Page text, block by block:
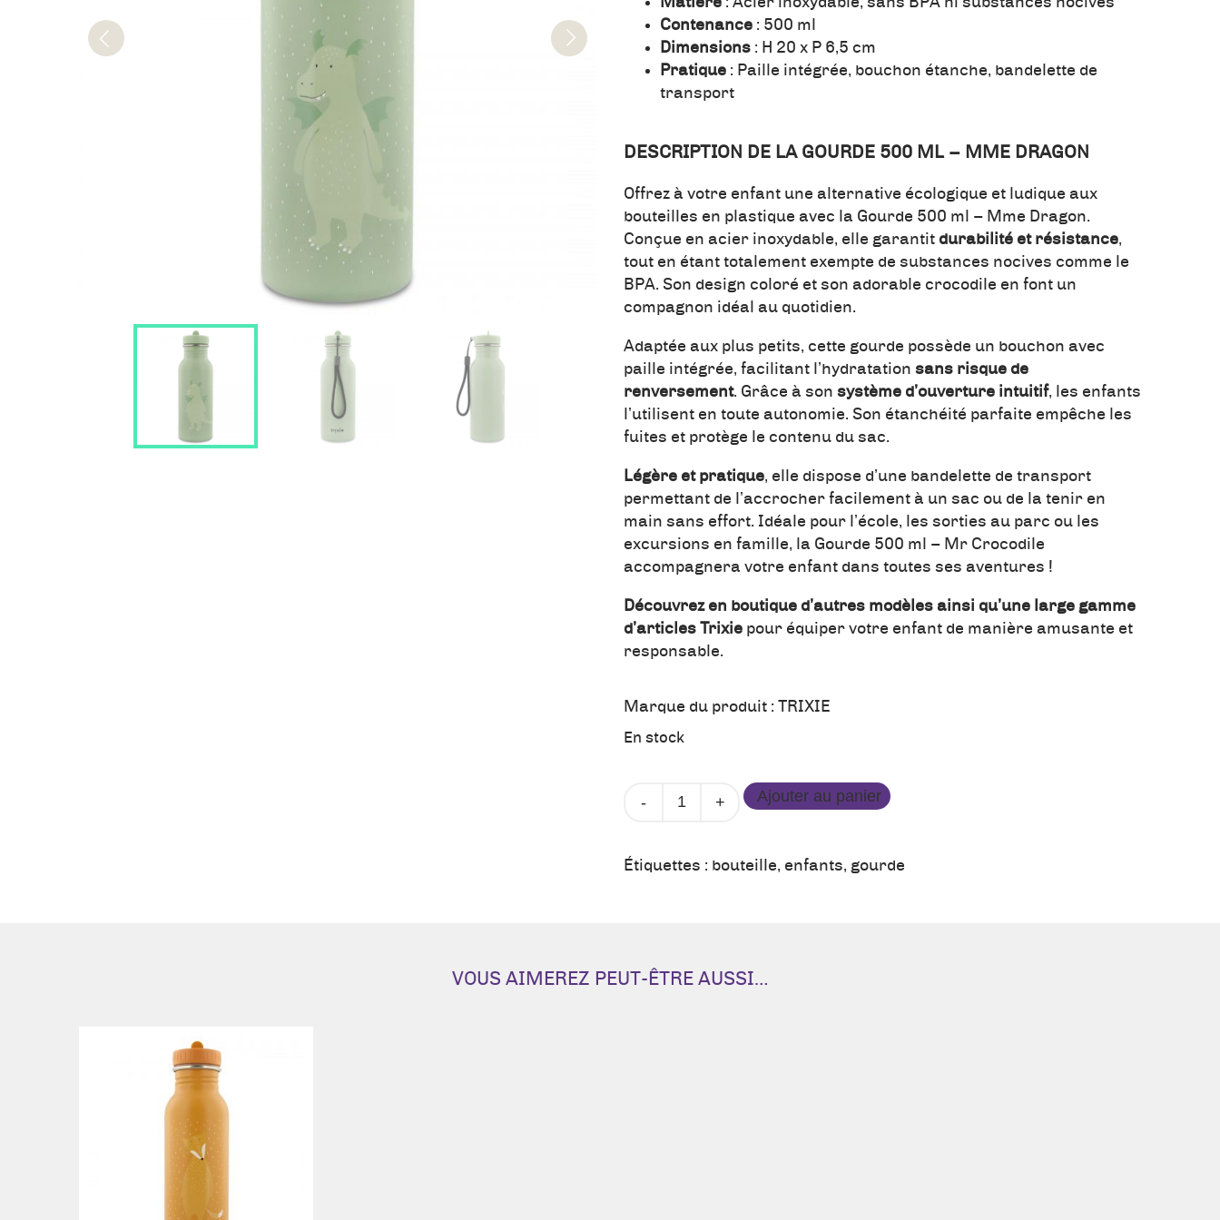
Contenance : 500 ml
Dimensions : H 20 x P 6,5 cm
Pratique : Paille intégrée, bouchon étanche, bandelette de
transport
DESCRIPTION DE LA GOURDE 500 ML – MME DRAGON
Offrez à votre enfant une alternative écologique et ludique aux
bouteilles en plastique avec la Gourde 500 ml – Mme Dragon.
Conçue en acier inoxydable, elle garantit durabilité et résistance,
tout en étant totalement exempte de substances nocives comme le
BPA. Son design coloré et son adorable crocodile en font un
compagnon idéal au quotidien.
Adaptée aux plus petits, cette gourde possède un bouchon avec
paille intégrée, facilitant l’hydratation sans risque de
renversement. Grâce à son système d’ouverture intuitif, les enfants
l’utilisent en toute autonomie. Son étanchéité parfaite empêche les
fuites et protège le contenu du sac.
Légère et pratique, elle dispose d’une bandelette de transport
permettant de l’accrocher facilement à un sac ou de la tenir en
main sans effort. Idéale pour l’école, les sorties au parc ou les
excursions en famille, la Gourde 500 ml – Mr Crocodile
accompagnera votre enfant dans toutes ses aventures !
Découvrez en boutique d’autres modèles ainsi qu’une large gamme
d’articles Trixie pour équiper votre enfant de manière amusante et
responsable.
Marque du produit : TRIXIE
En stock
quantité
500
Ajouter au panier
Étiquettes : bouteille, enfants, gourde
VOUS AIMEREZ PEUT-ÊTRE AUSSI…